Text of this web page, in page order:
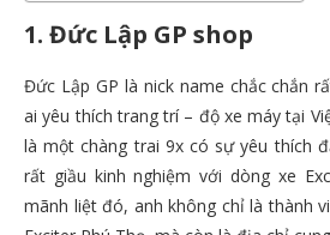
1. Đức Lập GP shop
Đức Lập GP là nick name chắc chắn
ai yêu thích trang trí – độ xe máy tại
là một chàng trai 9x có sự yêu thích
rất giầu kinh nghiệm với dòng xe
mãnh liệt đó, anh không chỉ là thành